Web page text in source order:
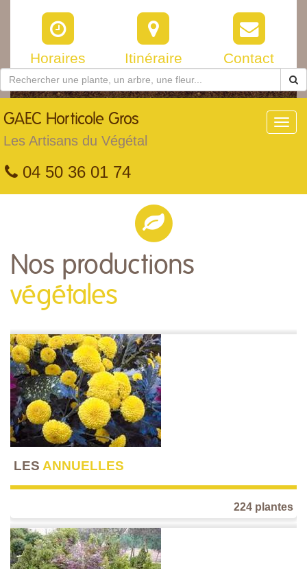
Horaires Itinéraire Contact
GAEC Horticole Gros
Les Artisans du Végétal
04 50 36 01 74
Nos productions
végétales
LES ANNUELLES
224 plantes